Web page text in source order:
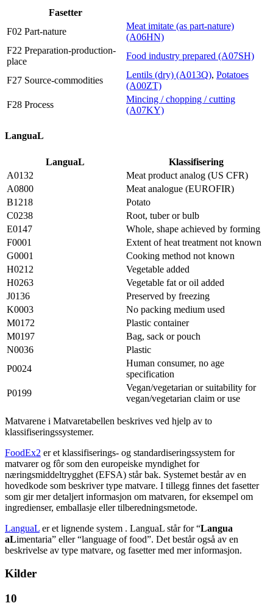
Fasetter
F02 Part-nature
Meat imitate (as part-nature)
(A06HN)
F22 Preparation-production-
place
Food industry prepared (A07SH)
F27 Source-commodities
Lentils (dry) (A013Q), Potatoes
(A00ZT)
F28 Process
Mincing / chopping / cutting
(A07KY)
LanguaL
LanguaL
Klassifisering
A0132
Meat product analog (US CFR)
A0800
Meat analogue (EUROFIR)
B1218
Potato
C0238
Root, tuber or bulb
E0147
Whole, shape achieved by forming
F0001
Extent of heat treatment not known
G0001
Cooking method not known
H0212
Vegetable added
H0263
Vegetable fat or oil added
J0136
Preserved by freezing
K0003
No packing medium used
M0172
Plastic container
M0197
Bag, sack or pouch
N0036
Plastic
P0024
Human consumer, no age
specification
P0199
Vegan/vegetarian or suitability for
vegan/vegetarian claim or use
Matvarene i Matvaretabellen beskrives ved hjelp av to
klassifiseringssystemer.
FoodEx2 er et klassifiserings- og standardiseringssystem for
matvarer og fôr som den europeiske myndighet for
næringsmiddeltrygghet (EFSA) står bak. Systemet består av en
hovedkode som beskriver type matvare. I tillegg finnes det fasetter
som gir mer detaljert informasjon om matvaren, for eksempel om
ingredienser, emballasje eller tilberedningsmetode.
LanguaL er et lignende system . LanguaL står for “Langua
aLimentaria” eller “language of food”. Det består også av en
beskrivelse av type matvare, og fasetter med mer informasjon.
Kilder
10